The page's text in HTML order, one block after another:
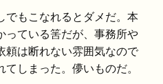
でもこなれるとダメだ。本
っている筈だが、事務所や
頼は断れない雰囲気なので
しまった。儚いものだ。